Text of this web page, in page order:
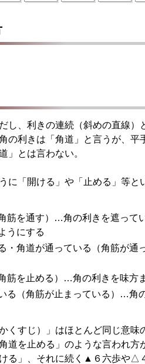
し、利きの連続（斜めの直線）
の利きは「角道」と言うが、平
」とは言わない。
に「開ける」や「止める」等
筋を通す）…角の利きを遮って
うにする
・角道が通っている（角筋が
筋を止める）…角の利きを味方
る（角筋が止まっている）…角
くすじ）」はほとんど同じ意
道を止める」のような言われ
る」、それに続く▲６六歩や△